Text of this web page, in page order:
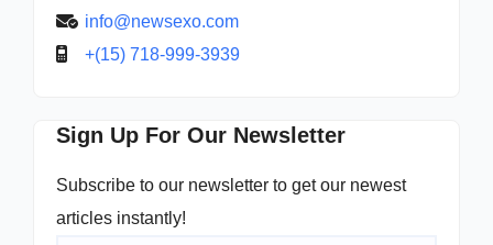
info@newsexo.com
+(15) 718-999-3939
Sign Up For Our Newsletter
Subscribe to our newsletter to get our newest
articles instantly!